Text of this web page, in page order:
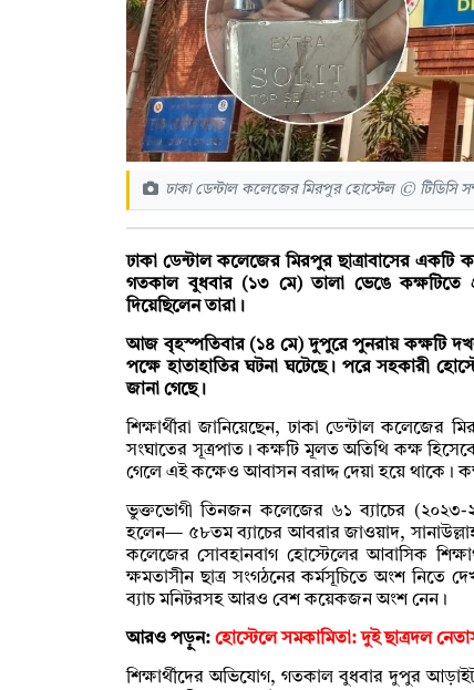
ঢাকা ডেন্টাল কলেজের মিরপুর হোস্টেল © টিডিসি
ঢাকা ডেন্টাল কলেজের মিরপুর ছাত্রাবাসের
গতকাল বুধবার (১৩ মে) তালা ভেঙে
দিয়েছিলেন তারা।
আজ বৃহস্পতিবার (১৪ মে) দুপুরে পুনরায় কক্ষটি দখল
পক্ষে হাতাহাতির ঘটনা ঘটেছে। পরে সহকারী
জানা গেছে।
শিক্ষার্থীরা জানিয়েছেন, ঢাকা ডেন্টাল কলেজের
সংঘাতের সূত্রপাত। কক্ষটি মূলত অতিথি কক্ষ
গেলে এই কক্ষেও আবাসন বরাদ্দ দেয়া হয়ে থাকে।
ভুক্তভোগী তিনজন কলেজের ৬১ ব্যাচের (২০২৩-
হলেন— ৫৮তম ব্যাচের আবরার জাওয়াদ,
কলেজের সোবহানবাগ হোস্টেলের আবাসিক
ক্ষমতাসীন ছাত্র সংগঠনের কর্মসূচিতে অংশ নিতে
ব্যাচ মনিটরসহ আরও বেশ কয়েকজন অংশ নেন।
আরও পড়ুন: হোস্টেলে সমকামিতা: দুই ছাত্রদল
শিক্ষার্থীদের অভিযোগ, গতকাল বুধবার দুপুর